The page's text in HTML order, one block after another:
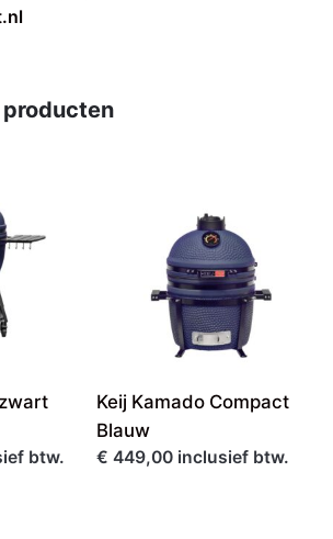
producten
btw.
Keij Kamado Compact
Blauw
€ 449,00 inclusief btw.